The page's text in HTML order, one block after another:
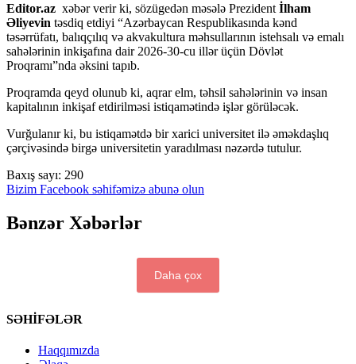
Editor.az xəbər verir ki, sözügedən məsələ Prezident İlham
Əliyevin təsdiq etdiyi “Azərbaycan Respublikasında kənd
təsərrüfatı, balıqçılıq və akvakultura məhsullarının istehsalı və emalı
sahələrinin inkişafına dair 2026-30-cu illər üçün Dövlət
Proqramı”nda əksini tapıb.
Proqramda qeyd olunub ki, aqrar elm, təhsil sahələrinin və insan
kapitalının inkişaf etdirilməsi istiqamətində işlər görüləcək.
Vurğulanır ki, bu istiqamətdə bir xarici universitet ilə əməkdaşlıq
çərçivəsində birgə universitetin yaradılması nəzərdə tutulur.
Baxış sayı: 290
Bizim Facebook səhifəmizə abunə olun
Bənzər Xəbərlər
Daha çox
SƏHİFƏLƏR
Haqqımızda